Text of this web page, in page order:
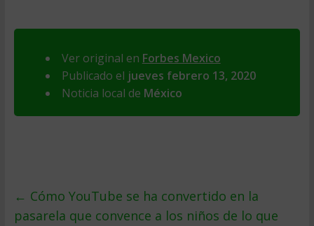
Ver original en Forbes Mexico
Publicado el jueves febrero 13, 2020
Noticia local de México
← Cómo YouTube se ha convertido en la
pasarela que convence a los niños de lo que